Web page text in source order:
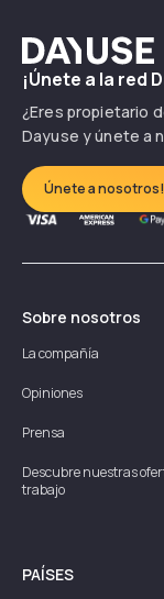
Dayuse
¡Únete a la red
¿Eres propietario
Dayuse y únete a
Únete a nosotros!
Sobre nosotros
La compañía
Opiniones
Prensa
Descubre nuestras
trabajo
PAÍSES